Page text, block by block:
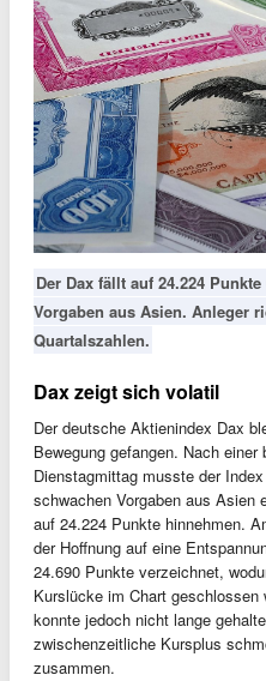
Der Dax fällt auf 24.224
Vorgaben aus Asien. Anleger
Quartalszahlen.
Dax zeigt sich volatil
Der deutsche Aktienindex Dax
Bewegung gefangen. Nach
Dienstagmittag musste der
schwachen Vorgaben aus Asien
auf 24.224 Punkte hinnehmen.
der Hoffnung auf eine
24.690 Punkte verzeichnet,
Kurslücke im Chart
konnte jedoch nicht lange
zwischenzeitliche Kursplus
zusammen.